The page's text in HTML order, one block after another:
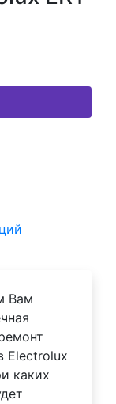
Вам
Electrolux
каких